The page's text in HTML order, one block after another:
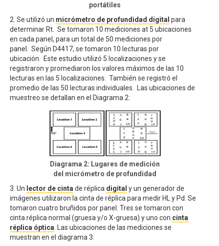
portátiles
2. Se utilizó un micrómetro de profundidad digital para
determinar Rt. Se tomaron 10 mediciones at 5 ubicaciones
en cada panel, para un total de 50 mediciones por
panel. Según D4417, se tomaron 10 lecturas por
ubicación. Este estudio utilizó 5 localizaciones y se
registraron y promediaron los valores máximos de las 10
lecturas en las 5 localizaciones. También se registró el
promedio de las 50 lecturas individuales. Las ubicaciones de
muestreo se detallan en el Diagrama 2:
Diagrama 2: Lugares de medición
del micrómetro de profundidad
3. Un lector de cinta de réplica digital y un generador de
imágenes utilizaron la cinta de réplica para medir HL y Pd. Se
tomaron cuatro bruñidos por panel. Tres se tomaron con
cinta réplica normal (gruesa y/o X-gruesa) y uno con cinta
réplica óptica . Las ubicaciones de las mediciones se
muestran en el diagrama 3: